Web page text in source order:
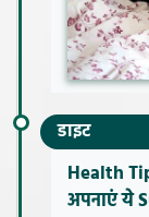
डाइट
Health
अपनाएं ये